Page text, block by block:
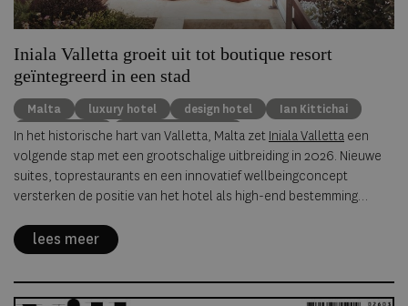
Iniala Valletta groeit uit tot boutique resort
geïntegreerd in een stad
Malta luxury hotel design hotel
Ian Kittichai
Simon Rogan
luxury destination
In het historische hart van Valletta, Malta zet Iniala Valletta een
volgende stap met een grootschalige uitbreiding in 2026. Nieuwe
suites, toprestaurants en een innovatief wellbeingconcept
versterken de positie van het hotel als high-end bestemming
lees meer